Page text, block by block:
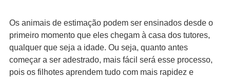
Os animais de estimação podem ser ensinados desde o
primeiro momento que eles chegam à casa dos tutores,
qualquer que seja a idade. Ou seja, quanto antes
começar a ser adestrado, mais fácil será esse processo,
pois os filhotes aprendem tudo com mais rapidez e